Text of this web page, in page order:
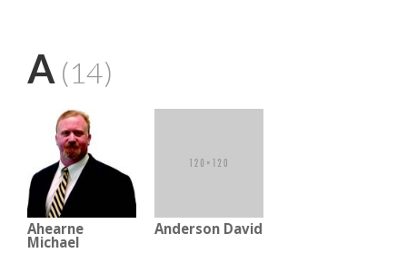
A (14)
Ahearne
Michael
Anderson David
Χημικών (ACS), Γενική Διευθύντρια της North American
Catalysis Society (NACS) και Εκπρόσωπος της Michigan
Catalysis Society (MCS). Επίσης, είναι συντάκτρια του
περιοδικού Journal of Catalysis και μέλος της συμβουλευτικής
επιτροπής σύνταξης πολλών περιοδικών, μεταξύ των
οποίων το Journal of the American Chemical Society (JACS) και
το ACS Energy Letters.
Βιβλία:Nikolla Eranda
ΜHXANIKH
ΣΧΕΔΙΑΣΜΟΣ
2025